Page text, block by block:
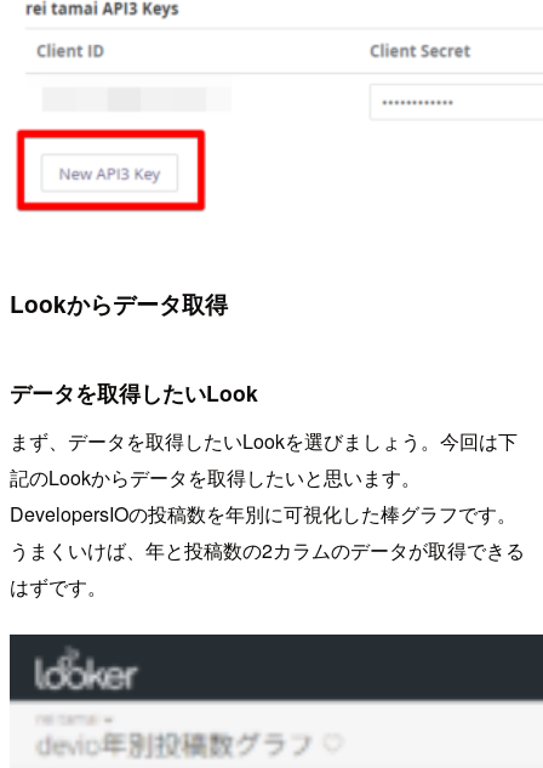
Lookからデータ取得
データを取得したいLook
まず、データを取得したいLookを選びましょう。今回は下
記のLookからデータを取得したいと思います。
DevelopersIOの投稿数を年別に可視化した棒グラフです。
うまくいけば、年と投稿数の2カラムのデータが取得できる
はずです。